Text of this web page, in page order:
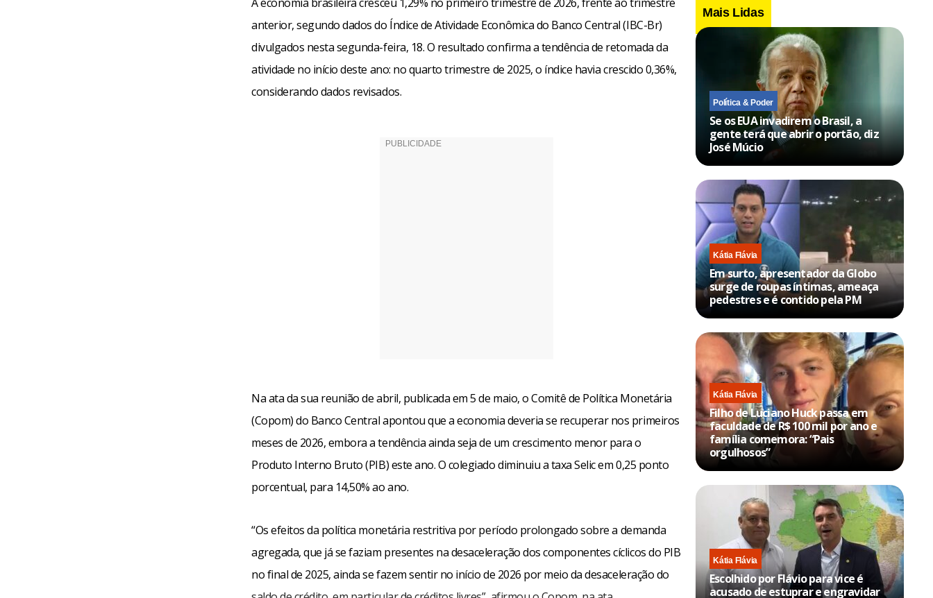
anterior, segundo dados do Índice de Atividade Econômica do Banco Central (IBC-Br)
divulgados nesta segunda-feira, 18. O resultado confirma a tendência de retomada da
atividade no início deste ano: no quarto trimestre de 2025, o índice havia crescido 0,36%,
considerando dados revisados.
Na ata da sua reunião de abril, publicada em 5 de maio, o Comitê de Política Monetária
(Copom) do Banco Central apontou que a economia deveria se recuperar nos primeiros
meses de 2026, embora a tendência ainda seja de um crescimento menor para o
Produto Interno Bruto (PIB) este ano. O colegiado diminuiu a taxa Selic em 0,25 ponto
porcentual, para 14,50% ao ano.
“Os efeitos da política monetária restritiva por período prolongado sobre a demanda
agregada, que já se faziam presentes na desaceleração dos componentes cíclicos do PIB
no final de 2025, ainda se fazem sentir no início de 2026 por meio da desaceleração do
Mais Lidas
Política & Poder
Se os EUA invadirem o Brasil, a
gente terá que abrir o portão, diz
José Múcio
Kátia Flávia
Em surto, apresentador da Globo
surge de roupas íntimas, ameaça
pedestres e é contido pela PM
Kátia Flávia
Filho de Luciano Huck passa em
faculdade de R$ 100 mil por ano e
família comemora: “Pais
orgulhosos”
Kátia Flávia
Escolhido por Flávio para vice é
acusado de estuprar e engravidar